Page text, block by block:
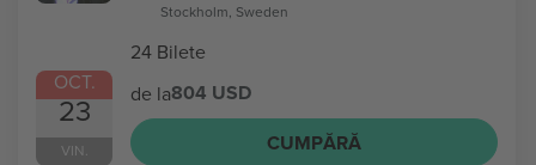
OCT.
23
VIN.
Stockholm, Sweden
24 Bilete
de la804 USD
CUMPĂRĂ